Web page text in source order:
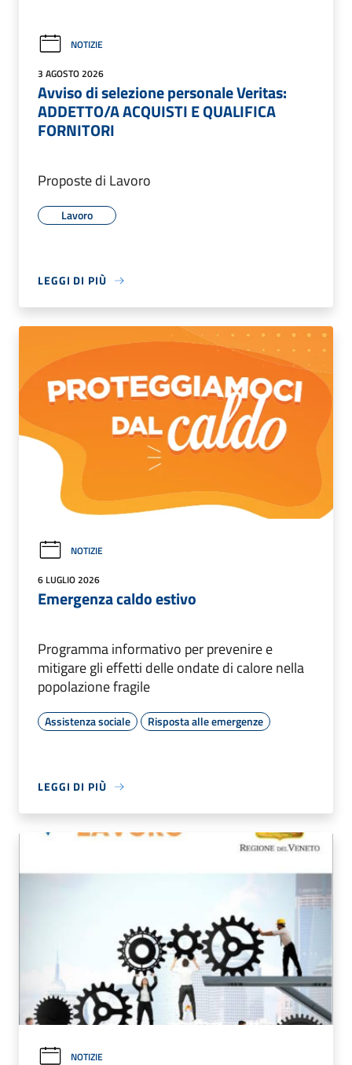
NOTIZIE
3 AGOSTO 2026
Avviso di selezione personale Veritas:
ADDETTO/A ACQUISTI E QUALIFICA
FORNITORI
Proposte di Lavoro
Lavoro
LEGGI DI PIÙ
NOTIZIE
6 LUGLIO 2026
Emergenza caldo estivo
Programma informativo per prevenire e
mitigare gli effetti delle ondate di calore nella
popolazione fragile
Assistenza sociale Risposta alle emergenze
LEGGI DI PIÙ
NOTIZIE